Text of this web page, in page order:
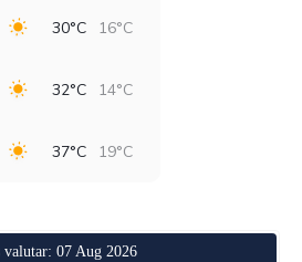
30°C 16°C
32°C 14°C
37°C 19°C
valutar: 07 Aug 2026